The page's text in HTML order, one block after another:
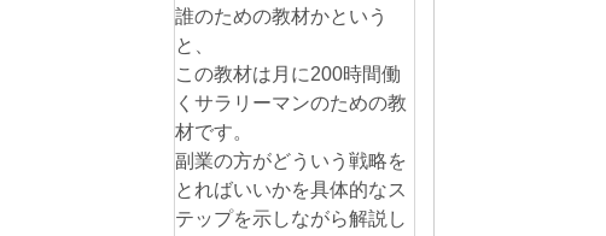
誰のための教材かという
と、
この教材は月に200時間働
くサラリーマンのための教
材です。
副業の方がどういう戦略を
とればいいかを具体的なス
テップを示しながら解説し